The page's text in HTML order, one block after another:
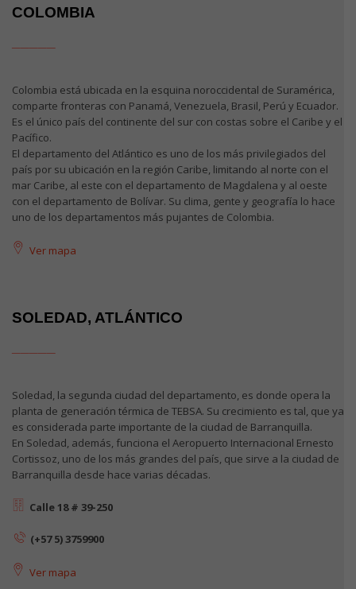
COLOMBIA
Colombia está ubicada en la esquina noroccidental de Suramérica,
comparte fronteras con Panamá, Venezuela, Brasil, Perú y Ecuador.
Es el único país del continente del sur con costas sobre el Caribe y el
Pacífico.
El departamento del Atlántico es uno de los más privilegiados del
país por su ubicación en la región Caribe, limitando al norte con el
mar Caribe, al este con el departamento de Magdalena y al oeste
con el departamento de Bolívar. Su clima, gente y geografía lo hace
uno de los departamentos más pujantes de Colombia.
Ver mapa
SOLEDAD, ATLÁNTICO
Soledad, la segunda ciudad del departamento, es donde opera la
planta de generación térmica de TEBSA. Su crecimiento es tal, que ya
es considerada parte importante de la ciudad de Barranquilla.
En Soledad, además, funciona el Aeropuerto Internacional Ernesto
Cortissoz, uno de los más grandes del país, que sirve a la ciudad de
Barranquilla desde hace varias décadas.
Calle 18 # 39-250
(+57 5) 3759900
Ver mapa